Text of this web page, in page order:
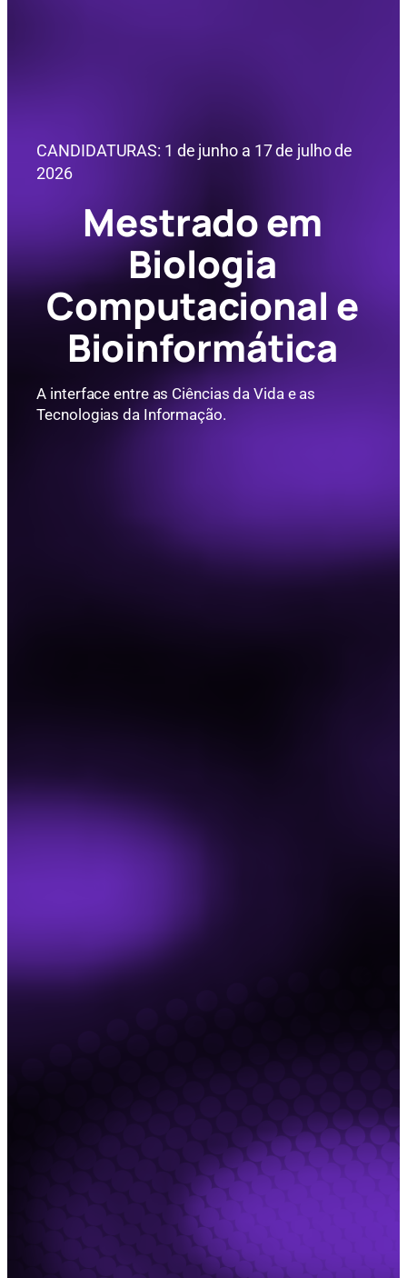
CANDIDATURAS: 1 de junho a 17 de julho de
2026
Mestrado em
Biologia
Computacional e
Bioinformática
A interface entre as Ciências da Vida e as
Tecnologias da Informação.